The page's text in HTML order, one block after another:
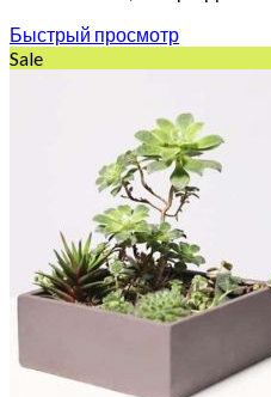
Быстрый просмотр
Sale